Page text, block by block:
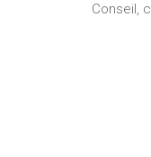
Conseil,